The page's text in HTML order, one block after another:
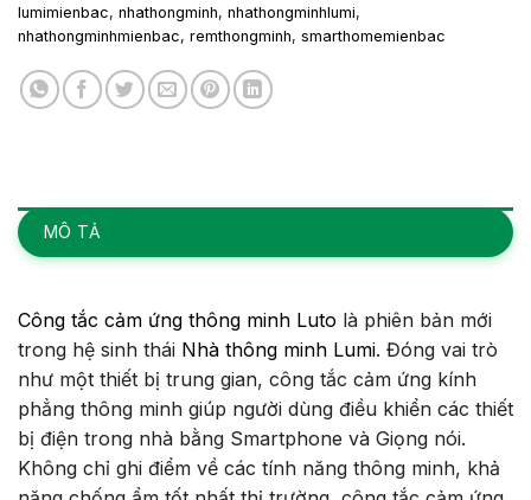
lumimienbac, nhathongminh, nhathongminhlumi,
nhathongminhmienbac, remthongminh, smarthomemienbac
MÔ TẢ
Công tắc cảm ứng thông minh Luto là phiên bản mới
trong hệ sinh thái Nhà thông minh Lumi. Đóng vai trò
như một thiết bị trung gian, công tắc cảm ứng kính
phẳng thông minh giúp người dùng điều khiển các thiết
bị điện trong nhà bằng Smartphone và Giọng nói.
Không chỉ ghi điểm về các tính năng thông minh, khả